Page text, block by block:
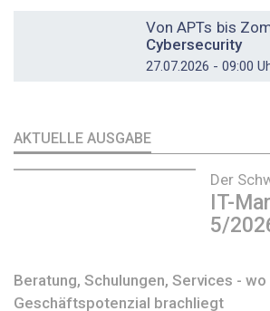
Von APTs bis
Cybersecurity
27.07.2026 - 09:00
AKTUELLE AUSGABE
Der
IT-
5/
Beratung, Schulungen, Services - wo
Geschäftspotenzial brachliegt